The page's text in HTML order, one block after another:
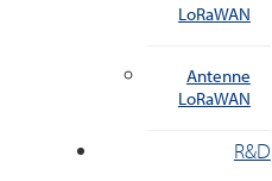
LoRaWAN
Antenne
LoRaWAN
R&D